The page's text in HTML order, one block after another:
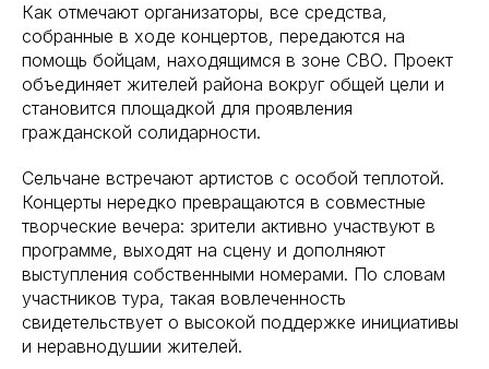
Как отмечают организаторы, все средства,
собранные в ходе концертов, передаются на
помощь бойцам, находящимся в зоне СВО. Проект
объединяет жителей района вокруг общей цели и
становится площадкой для проявления
гражданской солидарности.
Сельчане встречают артистов с особой теплотой.
Концерты нередко превращаются в совместные
творческие вечера: зрители активно участвуют в
программе, выходят на сцену и дополняют
выступления собственными номерами. По словам
участников тура, такая вовлеченность
свидетельствует о высокой поддержке инициативы
и неравнодушии жителей.